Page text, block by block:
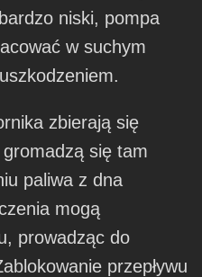
niski, pompa
w suchym
zbierają się
się tam
paliwa z dna
mogą
prowadząc do
przepływu